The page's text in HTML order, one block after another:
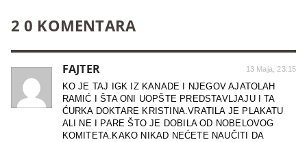
2 0 KOMENTARA
FAJTER 13 Maja, 23:15
KO JE TAJ IGK IZ KANADE I NJEGOV AJATOLAH
RAMIĆ I ŠTA ONI UOPŠTE PREDSTAVLJAJU I TA
ĆURKA DOKTARE KRISTINA.VRATILA JE PLAKATU
ALI NE I PARE ŠTO JE DOBILA OD NOBELOVOG
KOMITETA.KAKO NIKAD NEĆETE NAUČITI DA